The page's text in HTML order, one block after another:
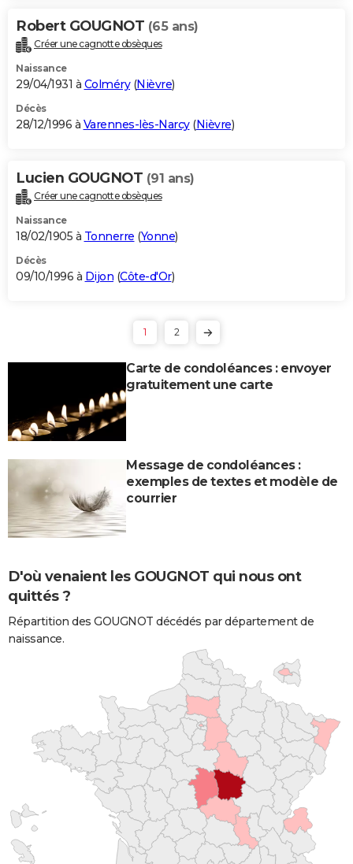
Robert GOUGNOT (65 ans)
Créer une cagnotte obsèques
Naissance
29/04/1931 à Colméry(Nièvre)
Décès
28/12/1996 à Varennes-lès-Narcy(Nièvre)
Lucien GOUGNOT (91 ans)
Créer une cagnotte obsèques
Naissance
18/02/1905 à Tonnerre (Yonne)
Décès
09/10/1996 à Dijon (Côte-d'Or)
1 2
Carte de condoléances : envoyer
gratuitement une carte
Message de condoléances :
exemples de textes et modèle de
courrier
D'où venaient les GOUGNOT qui nous ont
quittés ?
Répartition des GOUGNOT décédés par département de
naissance.